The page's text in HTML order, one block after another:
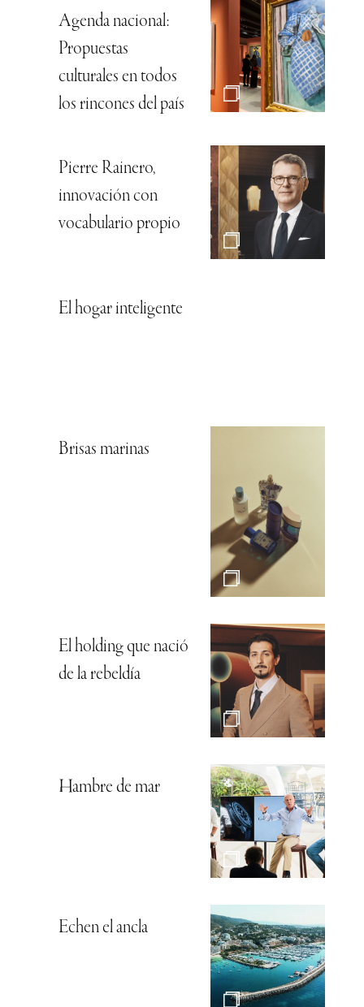
Agenda nacional:
Propuestas
culturales en todos
los rincones del país
Pierre Rainero,
innovación con
vocabulario propio
El hogar inteligente
Brisas marinas
El holding que nació
de la rebeldía
Hambre de mar
Echen el ancla